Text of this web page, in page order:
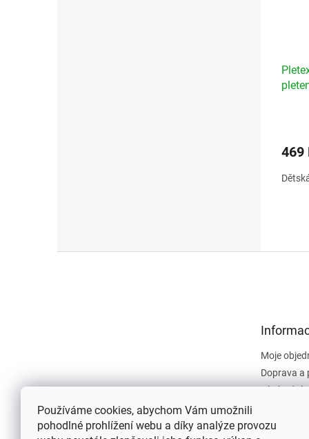
Používáme cookies, abychom Vám umožnili
pohodlné prohlížení webu a díky analýze provozu
469
Moje
Doprava a
Obchodní
Napište